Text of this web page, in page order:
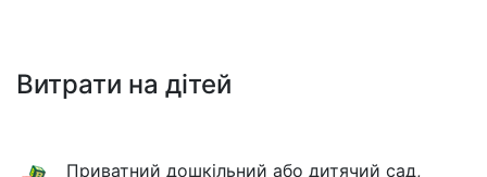
Витрати на дітей
Приватний дошкільний або дитячий сад,